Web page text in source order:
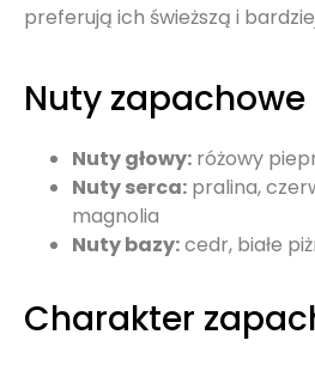
preferują ich świeższą i
Nuty zapachowe
Nuty głowy: różowy
Nuty serca: pralina,
magnolia
Nuty bazy:cedr, białe
Charakter